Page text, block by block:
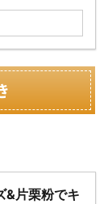
&片栗粉でキ